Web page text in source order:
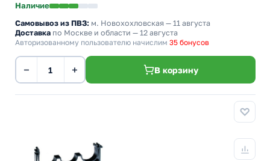
Наличие
Самовывоз из ПВЗ: м. Новохохловская — 11 августа
Доставка по Москве и области — 12 августа
Авторизованному пользователю начислим 35 бонусов
− + В корзину